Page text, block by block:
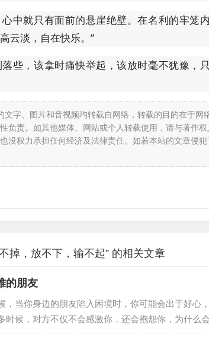
中就只有面前的悬崖绝壁。在名利的牢笼
云淡，自在快乐。”
些，该拿时痛快举起，该放时毫不犹豫，
文字、图片和音视频均转载自网络，转载的目的在于网
负责。如其他媒体、网站或个人转载使用，请与著作
没权力承担任何经济及法律责任。如若本站的文章侵
掉，放不下，输不起” 的相关文章
的朋友
，当你身边的朋友陷入困境时，你可能会出于好心
时候，对方不仅不会感激你，还会抱怨你，为什么
对方的自尊心很多人在落难的时候，虽然过得很艰